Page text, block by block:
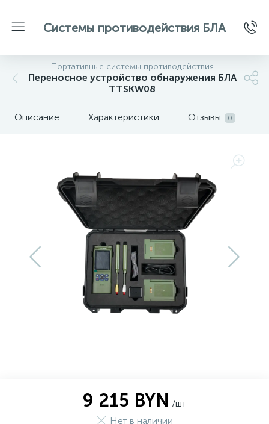
Системы противодействия БЛА
Портативные системы противодействия
Переносное устройство обнаружения БЛА
TTSKW08
Описание Характеристики Отзывы 0
9 215 BYN /шт
Нет в наличии